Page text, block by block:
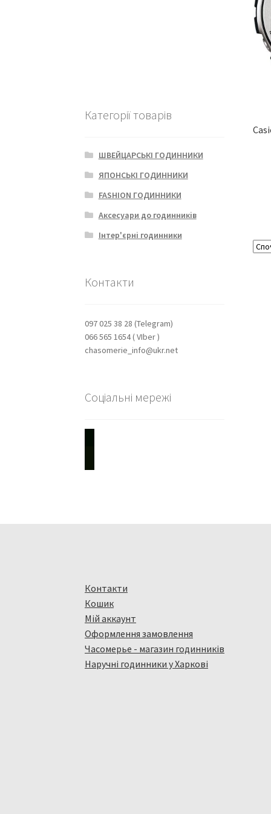
Категорії товарів
ШВЕЙЦАРСЬКІ ГОДИННИКИ
ЯПОНСЬКІ ГОДИННИКИ
FASHION ГОДИННИКИ
Аксесуари до годинників
Інтер'єрні годинники
Контакти
097 025 38 28 (Telegram)
066 565 1654 ( VIber )
chasomerie_info@ukr.net
Соціальні мережі
Контакти
Кошик
Мій аккаунт
Оформлення замовлення
Часомерье - магазин годинників
Наручні годинники у Харкові